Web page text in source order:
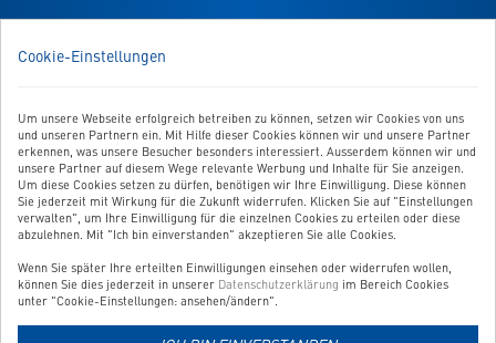
Cookie-Einstellungen
Um unsere Webseite erfolgreich betreiben zu können, setzen wir Cookies von uns
und unseren Partnern ein. Mit Hilfe dieser Cookies können wir und unsere Partner
erkennen, was unsere Besucher besonders interessiert. Ausserdem können wir und
unsere Partner auf diesem Wege relevante Werbung und Inhalte für Sie anzeigen.
Um diese Cookies setzen zu dürfen, benötigen wir Ihre Einwilligung. Diese können
Sie jederzeit mit Wirkung für die Zukunft widerrufen. Klicken Sie auf "Einstellungen
verwalten", um Ihre Einwilligung für die einzelnen Cookies zu erteilen oder diese
abzulehnen. Mit "Ich bin einverstanden" akzeptieren Sie alle Cookies.
Wenn Sie später Ihre erteilten Einwilligungen einsehen oder widerrufen wollen,
können Sie dies jederzeit in unserer Datenschutzerklärung im Bereich Cookies
unter "Cookie-Einstellungen: ansehen/ändern".
UNSER SERVICE
UNSERE TOP-KATEGORIEN
GEPRÜFTE QUALITÄT
Link
zur
Zahlungsarten-